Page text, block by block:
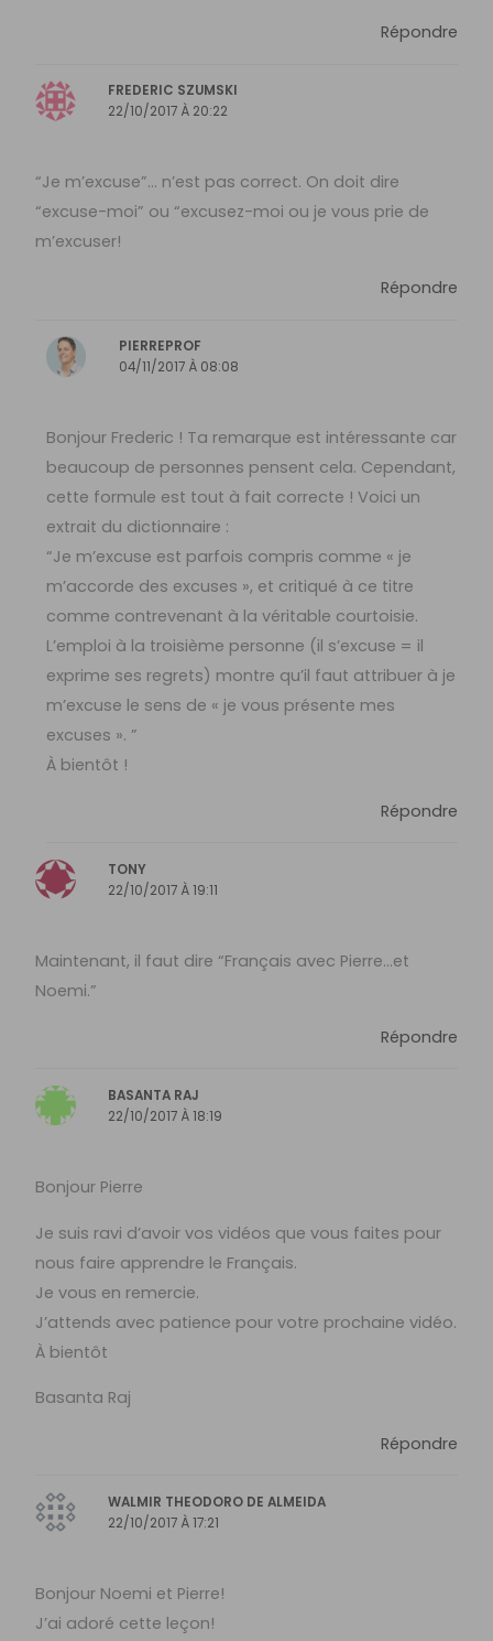
Répondre
FREDERIC SZUMSKI
22/10/2017 À 20:22
“Je m’excuse”… n’est pas correct. On doit dire
“excuse-moi” ou “excusez-moi ou je vous prie de
m’excuser!
Répondre
PIERREPROF
04/11/2017 À 08:08
Bonjour Frederic ! Ta remarque est intéressante car
beaucoup de personnes pensent cela. Cependant,
cette formule est tout à fait correcte ! Voici un
extrait du dictionnaire :
“Je m’excuse est parfois compris comme « je
m’accorde des excuses », et critiqué à ce titre
comme contrevenant à la véritable courtoisie.
L’emploi à la troisième personne (il s’excuse = il
exprime ses regrets) montre qu’il faut attribuer à je
m’excuse le sens de « je vous présente mes
excuses ». ”
À bientôt !
Répondre
TONY
22/10/2017 À 19:11
Maintenant, il faut dire “Français avec Pierre…et
Noemi.”
Répondre
BASANTA RAJ
22/10/2017 À 18:19
Bonjour Pierre
Je suis ravi d’avoir vos vidéos que vous faites pour
nous faire apprendre le Français.
Je vous en remercie.
J’attends avec patience pour votre prochaine vidéo.
À bientôt
Basanta Raj
Répondre
WALMIR THEODORO DE ALMEIDA
22/10/2017 À 17:21
Bonjour Noemi et Pierre!
J’ai adoré cette leçon!